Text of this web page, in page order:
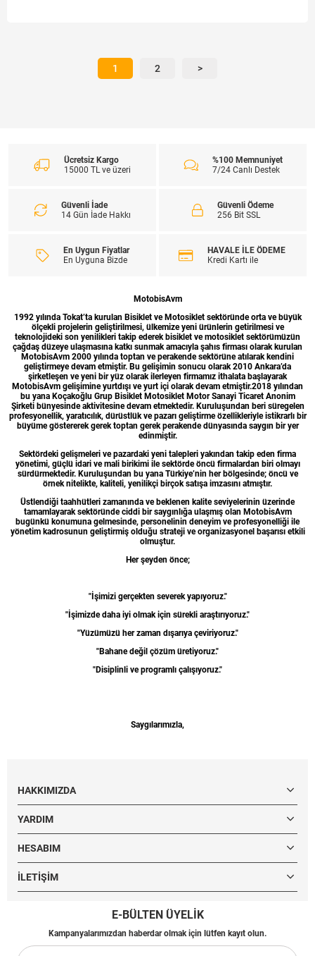
1 2 >
Ücretsiz Kargo
15000 TL ve üzeri
%100 Memnuniyet
7/24 Canlı Destek
Güvenli İade
14 Gün İade Hakkı
Güvenli Ödeme
256 Bit SSL
En Uygun Fiyatlar
En Uyguna Bizde
HAVALE İLE ÖDEME
Kredi Kartı ile
MotobisAvm
1992 yılında Tokat’ta kurulan Bisiklet ve Motosiklet sektöründe orta ve büyük
ölçekli projelerin geliştirilmesi, ülkemize yeni ürünlerin getirilmesi ve
teknolojideki son yenilikleri takip ederek bisiklet ve motosiklet sektörümüzün
çağdaş düzeye ulaşmasına katkı sunmak amacıyla şahıs firması olarak kurulan
MotobisAvm 2000 yılında toptan ve perakende sektörüne atılarak kendini
geliştirmeye devam etmiştir. Bu gelişimin sonucu olarak 2010 Ankara’da
şirketleşen ve yeni bir yüz olarak ilerleyen firmamız ithalata başlayarak
MotobisAvm gelişimine yurtdışı ve yurt içi olarak devam etmiştir.2018 yılından
bu yana Koçakoğlu Grup Bisiklet Motosiklet Motor Sanayi Ticaret Anonim
Şirketi bünyesinde aktivitesine devam etmektedir. Kuruluşundan beri süregelen
profesyonellik, yaratıcılık, dürüstlük ve pazarı geliştirme özellikleriyle istikrarlı bir
büyüme göstererek gerek toptan gerek perakende dünyasında saygın bir yer
edinmiştir.
Sektördeki gelişmeleri ve pazardaki yeni talepleri yakından takip eden firma
yönetimi, güçlü idari ve mali birikimi ile sektörde öncü firmalardan biri olmayı
sürdürmektedir. Kuruluşundan bu yana Türkiye’nin her bölgesinde; öncü ve
örnek nitelikte, kaliteli, yenilikçi birçok satışa imzasını atmıştır.
Üstlendiği taahhütleri zamanında ve beklenen kalite seviyelerinin üzerinde
tamamlayarak sektöründe ciddi bir saygınlığa ulaşmış olan MotobisAvm
bugünkü konumuna gelmesinde, personelinin deneyim ve profesyonelliği ile
yönetim kadrosunun geliştirmiş olduğu strateji ve organizasyonel başarısı etkili
olmuştur.
Her şeyden önce;
"İşimizi gerçekten severek yapıyoruz."
"İşimizde daha iyi olmak için sürekli araştırıyoruz."
"Yüzümüzü her zaman dışarıya çeviriyoruz."
"Bahane değil çözüm üretiyoruz."
"Disiplinli ve programlı çalışıyoruz."
Saygılarımızla,
HAKKIMIZDA
YARDIM
HESABIM
İLETIŞIM
E-BÜLTEN ÜYELİK
Kampanyalarımızdan haberdar olmak için lütfen kayıt olun.